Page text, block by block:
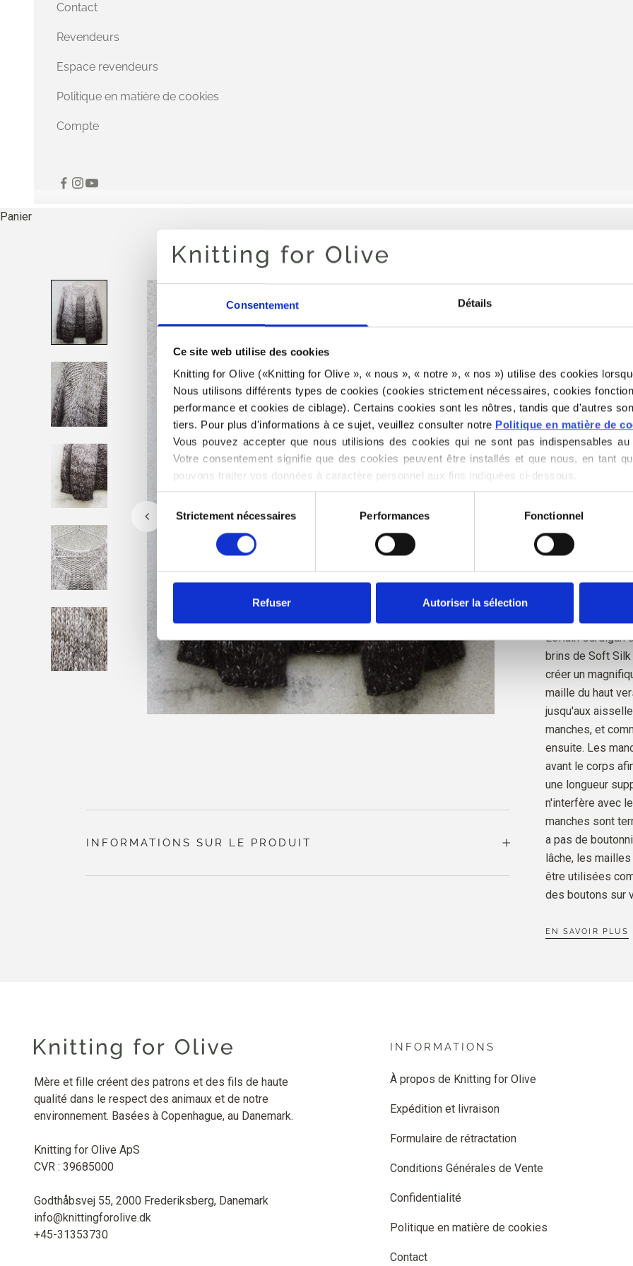
Consentement Détails
Ce site web utilise des cookies
Knitting for Olive («Knitting for Olive », « nous », « notre », « nos ») utilise des cookies
Nous utilisons différents types de cookies (cookies strictement nécessaires, cookies
performance et cookies de ciblage). Certains cookies sont les nôtres, tandis que d'autres
tiers. Pour plus d'informations à ce sujet, veuillez consulter notre Politique en matière de
Vous pouvez accepter que nous utilisions des cookies qui ne sont pas indispensables
Votre consentement signifie que des cookies peuvent être installés et que nous, en tant
pouvons traiter vos données à caractère personnel aux fins indiquées ci-dessous.
Vous pouvez modifier ou retirer votre consentement à tout moment via notre Politique en
trouverez également des informations sur le blocage et la suppression des cookies.
consentement
Strictement nécessaires Performances Fonctionnel
Refuser Autoriser la sélection
Contact
Revendeurs
Espace revendeurs
Politique en matière de cookies
Compte
Panier
COLOR
LANGUE
Vous voulez
S M
SOFT
SOFT
gratuite dans
Les
expédiées le
LeRain Cardigan
brins de Soft
créer un
maille du haut
jusqu'aux
manches, et
ensuite. Les
avant le corps
une longueur
n'interfère avec
manches sont
a pas de
lâche, les
être utilisées
des boutons sur
EN SAVOIR PLUS
INFORMATIONS SUR LE PRODUIT
Mère et fille créent des patrons et des fils de haute
qualité dans le respect des animaux et de notre
environnement. Basées à Copenhague, au Danemark.
Knitting for Olive ApS
CVR : 39685000
Godthåbsvej 55, 2000 Frederiksberg, Danemark
info@knittingforolive.dk
+45-31353730
INFORMATIONS
À propos de Knitting for Olive
Expédition et livraison
Formulaire de rétractation
Conditions Générales de Vente
Confidentialité
Politique en matière de cookies
Contact